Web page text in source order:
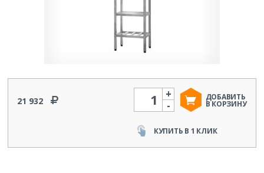
21 932
Количество
-
+ ДОБАВИТЬ
В КОРЗИНУ
КУПИТЬ В 1 КЛИК